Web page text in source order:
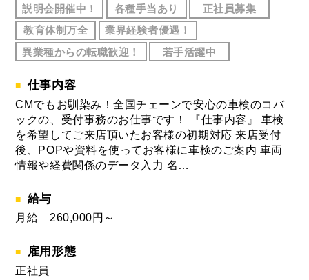
説明会開催中！
各種手当あり
正社員募集
教育体制万全
業界経験者優遇！
異業種からの転職歓迎！
若手活躍中
仕事内容
CMでもお馴染み！全国チェーンで安心の車検のコバ
ックの、受付事務のお仕事です！ 『仕事内容』 車検
を希望してご来店頂いたお客様の初期対応 来店受付
後、POPや資料を使ってお客様に車検のご案内 車両
情報や経費関係のデータ入力 名…
給与
月給 260,000円～
雇用形態
正社員